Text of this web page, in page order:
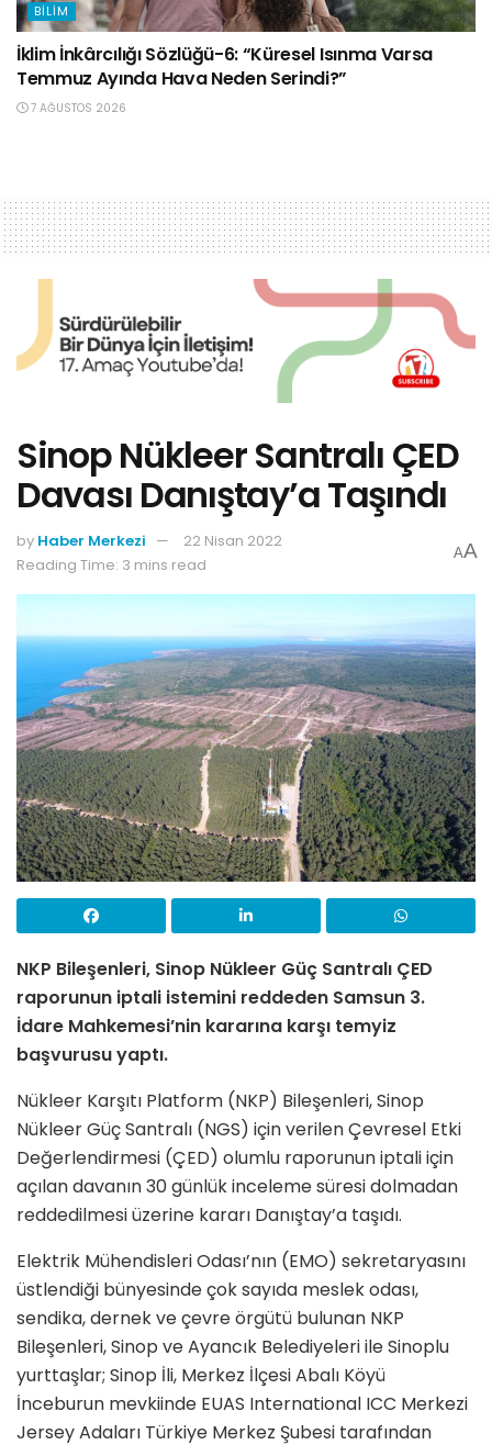
BILIM
İklim İnkârcılığı Sözlüğü-6: “Küresel Isınma Varsa
Temmuz Ayında Hava Neden Serindi?”
7 AĞUSTOS 2026
Sinop Nükleer Santralı ÇED
Davası Danıştay’a Taşındı
by Haber Merkezi
22 Nisan 2022
Reading Time: 3 mins read
AA
NKP Bileşenleri, Sinop Nükleer Güç Santralı ÇED
raporunun iptali istemini reddeden Samsun 3.
İdare Mahkemesi’nin kararına karşı temyiz
başvurusu yaptı.
Nükleer Karşıtı Platform (NKP) Bileşenleri, Sinop
Nükleer Güç Santralı (NGS) için verilen Çevresel Etki
Değerlendirmesi (ÇED) olumlu raporunun iptali için
açılan davanın 30 günlük inceleme süresi dolmadan
reddedilmesi üzerine kararı Danıştay’a taşıdı.
Elektrik Mühendisleri Odası’nın (EMO) sekretaryasını
üstlendiği bünyesinde çok sayıda meslek odası,
sendika, dernek ve çevre örgütü bulunan NKP
Bileşenleri, Sinop ve Ayancık Belediyeleri ile Sinoplu
yurttaşlar; Sinop İli, Merkez İlçesi Abalı Köyü
İnceburun mevkiinde EUAS International ICC Merkezi
Jersey Adaları Türkiye Merkez Şubesi tarafından